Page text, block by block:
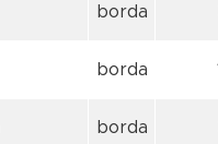
borda
borda
borda